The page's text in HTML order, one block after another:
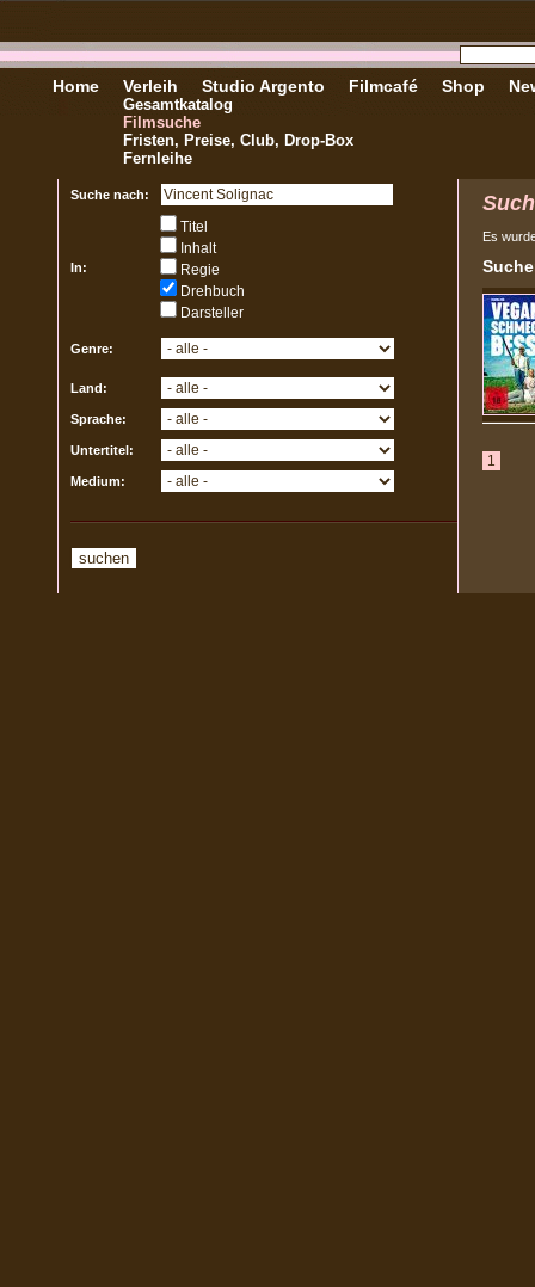
Home Verleih
Gesamtkatalog
Filmsuche
Fristen, Preise, Club, Drop-Box
Fernleihe
Studio Argento Filmcafé Shop
Suche nach:
In:
Titel
Inhalt
Regie
Drehbuch
Darsteller
Genre:
Land:
Sprache:
Untertitel:
Medium:
Es
1